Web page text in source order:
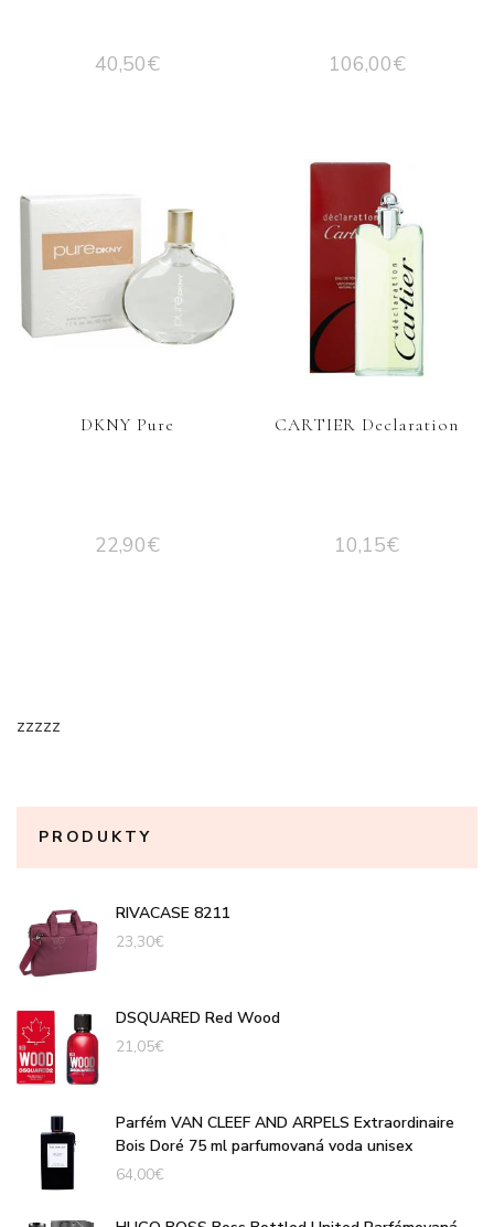
40,50€ 106,00€
DKNY Pure
22,90€
CARTIER Declaration
10,15€
zzzzz
PRODUKTY
RIVACASE 8211
23,30€
DSQUARED Red Wood
21,05€
Parfém VAN CLEEF AND ARPELS Extraordinaire
Bois Doré 75 ml parfumovaná voda unisex
64,00€